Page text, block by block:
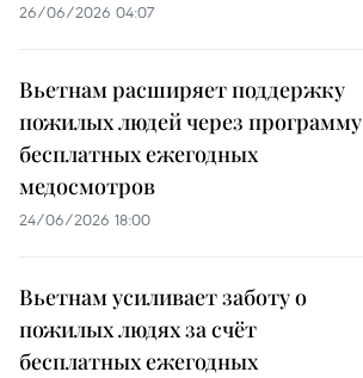
26/06/2026 04:07
Вьетнам расширяет поддержку
пожилых людей через программу
бесплатных ежегодных
медосмотров
24/06/2026 18:00
Вьетнам усиливает заботу о
пожилых людях за счёт
бесплатных ежегодных